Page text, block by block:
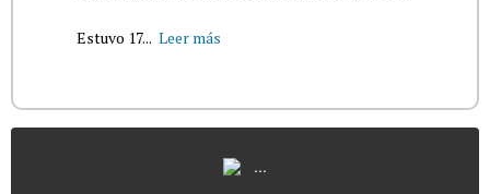
Estuvo 17... Leer más
...